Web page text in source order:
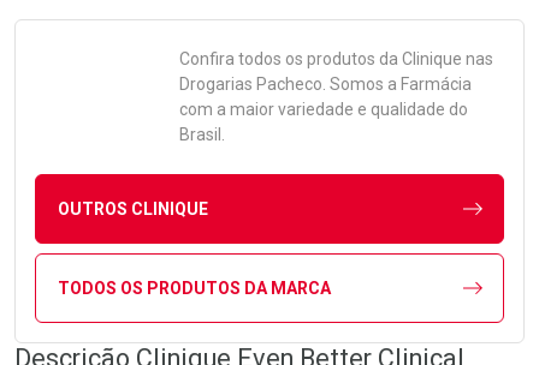
Confira todos os produtos da Clinique nas
Drogarias Pacheco. Somos a Farmácia
com a maior variedade e qualidade do
Brasil.
OUTROS CLINIQUE
TODOS OS PRODUTOS DA MARCA
Descrição Clinique Even Better Clinical